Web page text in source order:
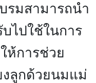
รมสามารถนำ
ไปใช้ในการ
ห้การช่วย
งลูกด้วยนมแม่